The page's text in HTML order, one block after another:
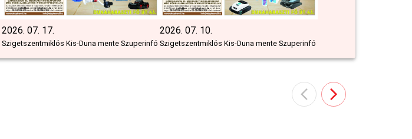
2026. 07. 17.
Szigetszentmiklós Kis-Duna mente Szuperinfó
2026. 07. 10.
Szigetszentmiklós Kis-Duna mente Szuperinfó